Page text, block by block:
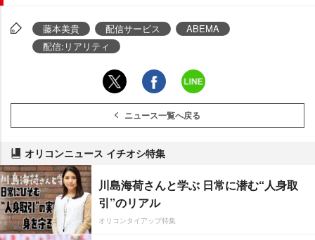
藤本美貴 配信サービス
ABEMA
配信:リアリティ
ニュース一覧へ戻る
オリコンニュース イチオシ特集
川島海荷さんと学ぶ 日常に潜む“人身取
引”のリアル
オリコンタイアップ特集